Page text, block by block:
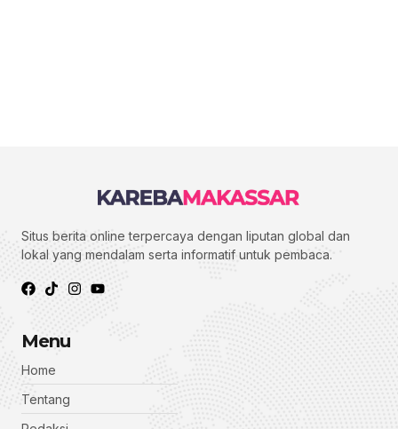
Situs berita online terpercaya dengan liputan global dan
lokal yang mendalam serta informatif untuk pembaca.
Menu
Home
Tentang